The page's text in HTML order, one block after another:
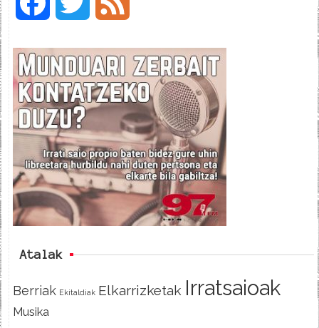
c
e
b
o
o
i
t
t
e
e
d
Atalak
Berriak Ekitaldiak Elkarrizketak Irratsaioak
Musika